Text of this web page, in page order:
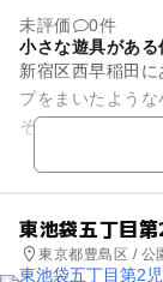
未評価
0件
小さな遊具がある
新宿区西早稲田
プをまいたような
その他は水道と
東池袋五丁目
東京都豊島区 / 公